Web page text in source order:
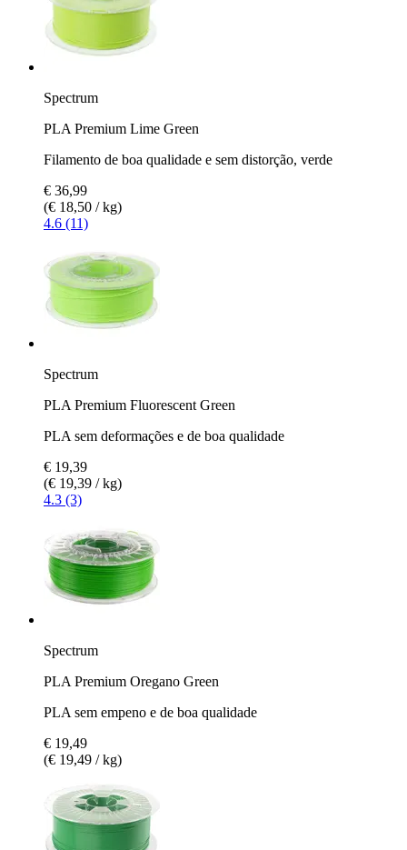
Spectrum
PLA Premium Lime Green
Filamento de boa qualidade e sem distorção, verde
€ 36,99
(€ 18,50 / kg)
4.6 (11)
Spectrum
PLA Premium Fluorescent Green
PLA sem deformações e de boa qualidade
€ 19,39
(€ 19,39 / kg)
4.3 (3)
Spectrum
PLA Premium Oregano Green
PLA sem empeno e de boa qualidade
€ 19,49
(€ 19,49 / kg)